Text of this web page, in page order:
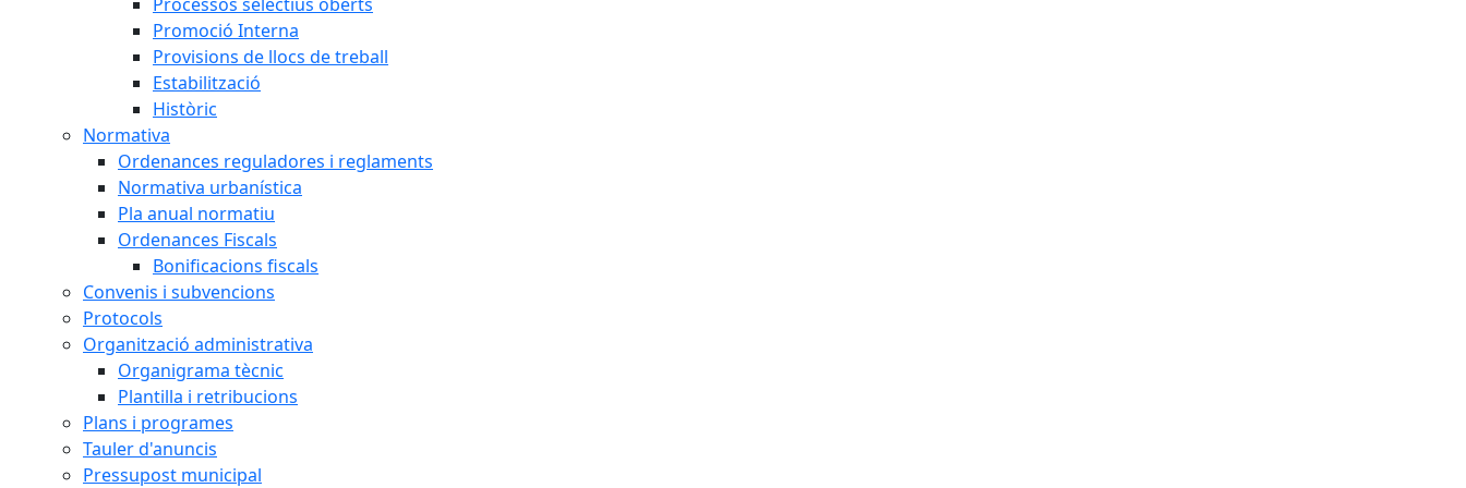
Promoció Interna
Provisions de llocs de treball
Estabilització
Històric
Normativa
Ordenances reguladores i reglaments
Normativa urbanística
Pla anual normatiu
Ordenances Fiscals
Bonificacions fiscals
Convenis i subvencions
Protocols
Organització administrativa
Organigrama tècnic
Plantilla i retribucions
Plans i programes
Tauler d'anuncis
Pressupost municipal